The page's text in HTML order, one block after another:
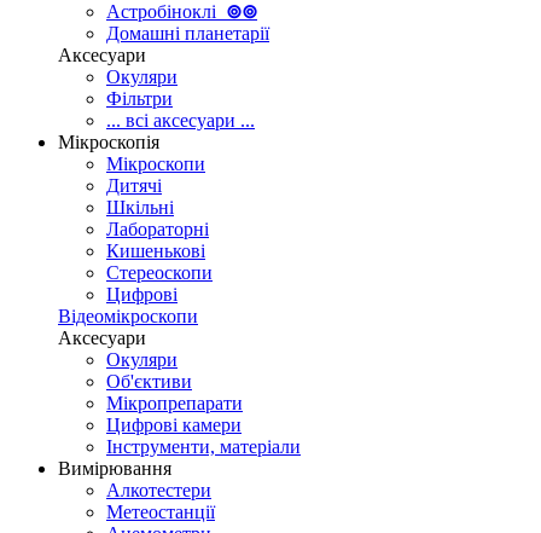
Астробіноклі ⊚⊚
Домашні планетарії
Аксесуари
Окуляри
Фільтри
... всі аксесуари ...
Мікроскопія
Мікроскопи
Дитячі
Шкільні
Лабораторні
Кишенькові
Стереоскопи
Цифрові
Відеомікроскопи
Аксесуари
Окуляри
Об'єктиви
Мікропрепарати
Цифрові камери
Інструменти, матеріали
Вимірювання
Алкотестери
Метеостанції